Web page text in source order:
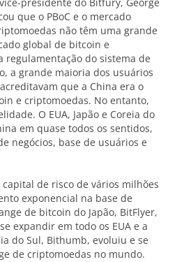
que o PBoC e o mercado
não têm uma grande
global de bitcoin e
regulamentação do sistema de
a grande maioria dos usuários
que a China era o
e criptomoedas. No entanto,
O EUA, Japão e Coreia do
em quase todos os sentidos,
negócios, base de usuários e
de risco de vários milhões
exponencial na base de
de bitcoin do Japão, BitFlyer,
expandir em todo os EUA e a
do Sul, Bithumb, evoluiu e se
de criptomoedas no mundo.